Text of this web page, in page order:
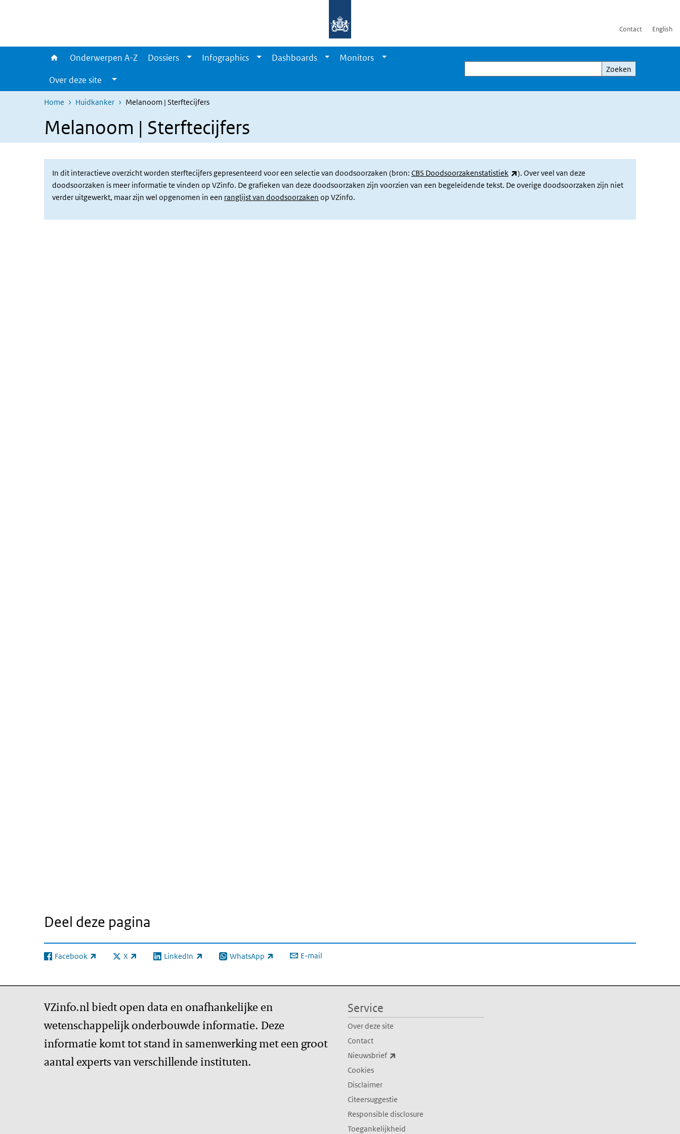
Contact English
Onderwerpen A-Z Dossiers Infographics Dashboards
Monitors
Over deze site
Zoeken
Zoeken
Home Huidkanker Melanoom | Sterftecijfers
Melanoom | Sterftecijfers
In dit interactieve overzicht worden sterftecijfers gepresenteerd voor een selectie van doodsoorzaken (bron: CBS Doodsoorzakenstatistiek (externe link)
). Over veel van deze
doodsoorzaken is meer informatie te vinden op VZinfo. De grafieken van deze doodsoorzaken zijn voorzien van een begeleidende tekst. De overige doodsoorzaken zijn niet
verder uitgewerkt, maar zijn wel opgenomen in een ranglijst van doodsoorzaken op VZinfo.
Deel deze pagina
Facebook
(externe link) X
(externe link) LinkedIn
(externe link) WhatsApp
(externe link) E-mail
VZinfo.nl biedt open data en onafhankelijke en
wetenschappelijk onderbouwde informatie. Deze
informatie komt tot stand in samenwerking met een groot
aantal experts van verschillende instituten.
Service
Over deze site
Contact
Nieuwsbrief
Cookies
Disclaimer
Citeersuggestie
Responsible disclosure
Toegankelijkheid